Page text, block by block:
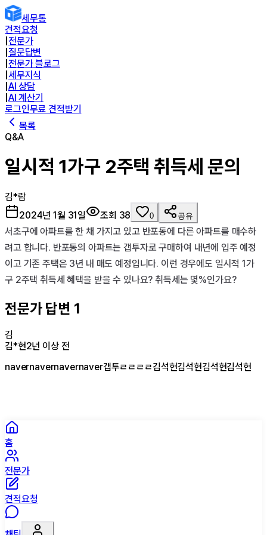
세무통
견적요청
전문가
질문답변
전문가 블로그
세무지식
AI 상담
AI 계산기
로그인무료 견적받기
목록
Q&A
일시적 1가구 2주택 취득세 문의
김*람
2024년 1월 31일
조회 38 0 공유
서초구에 아파트를 한 채 가지고 있고 반포동에 다른 아파트를 매수하
려고 합니다. 반포동의 아파트는 갭투자로 구매하여 내년에 입주 예정
이고 기존 주택은 3년 내 매도 예정입니다. 이런 경우에도 일시적 1가
구 2주택 취득세 혜택을 받을 수 있나요? 취득세는 몇%인가요?
전문가 답변 1
김
김*현2년 이상 전
navernavernavernaver갭투ㄹㄹㄹㄹ김석현김석현김석현김석현
홈
전문가
견적요청